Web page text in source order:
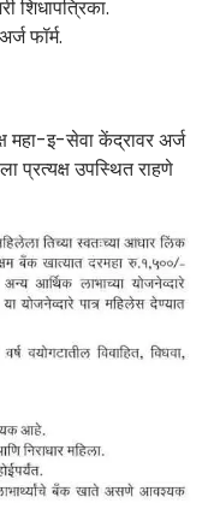
शिधापत्रिका.
फॉर्म.
महा-इ-सेवा केंद्रावर अर्ज
प्रत्यक्ष उपस्थित राहणे